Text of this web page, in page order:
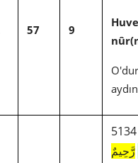
57 9
ٱلَّذِينَ سَبَقُونَا بِٱلْإِيمَٰنِ وَلَا
رَّحِيمٌ